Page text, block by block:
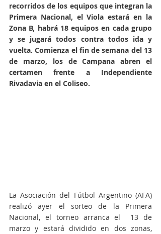
recorridos de los equipos que integran la
Primera Nacional, el Viola estará en la
Zona B, habrá 18 equipos en cada grupo
y se jugará todos contra todos ida y
vuelta. Comienza el fin de semana del 13
de marzo, los de Campana abren el
certamen frente a Independiente
Rivadavia en el Coliseo.
La Asociación del Fútbol Argentino (AFA)
realizó ayer el sorteo de la Primera
Nacional, el torneo arranca el  13 de
marzo y estará dividido en dos zonas,